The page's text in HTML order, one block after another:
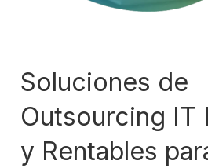
Soluciones de
Outsourcing IT
y Rentables